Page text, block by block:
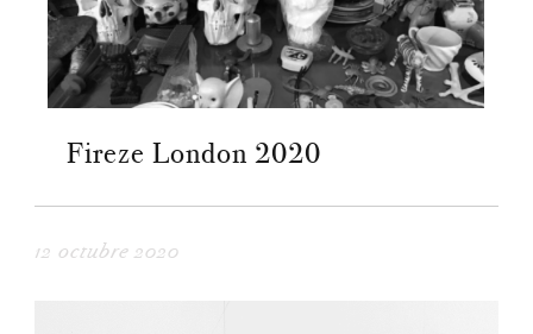
Fireze London 2020
12 octubre 2020